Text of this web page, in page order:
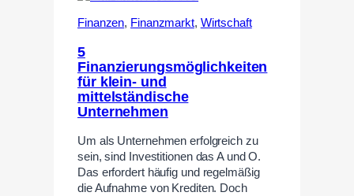
Finanzen, Finanzmarkt, Wirtschaft
5
Finanzierungsmöglichkeiten
für klein- und
mittelständische
Unternehmen
Um als Unternehmen erfolgreich zu
sein, sind Investitionen das A und O.
Das erfordert häufig und regelmäßig
die Aufnahme von Krediten. Doch